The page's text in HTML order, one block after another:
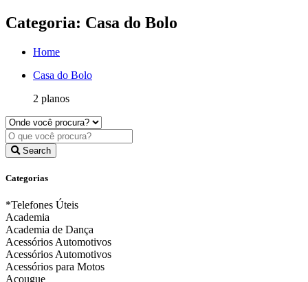
Categoria: Casa do Bolo
Home
Casa do Bolo
2 planos
Search
Categorias
*Telefones Úteis
Academia
Academia de Dança
Acessórios Automotivos
Acessórios Automotivos
Acessórios para Motos
Açougue